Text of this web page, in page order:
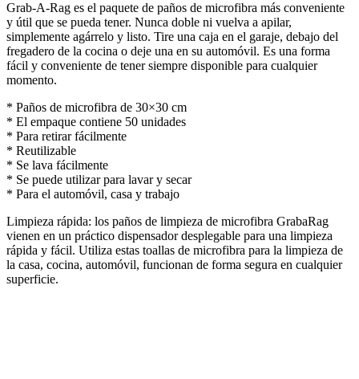
Grab-A-Rag es el paquete de paños de microfibra más conveniente
y útil que se pueda tener. Nunca doble ni vuelva a apilar,
simplemente agárrelo y listo. Tire una caja en el garaje, debajo del
fregadero de la cocina o deje una en su automóvil. Es una forma
fácil y conveniente de tener siempre disponible para cualquier
momento.
* Paños de microfibra de 30×30 cm
* El empaque contiene 50 unidades
* Para retirar fácilmente
* Reutilizable
* Se lava fácilmente
* Se puede utilizar para lavar y secar
* Para el automóvil, casa y trabajo
Limpieza rápida: los paños de limpieza de microfibra GrabaRag
vienen en un práctico dispensador desplegable para una limpieza
rápida y fácil. Utiliza estas toallas de microfibra para la limpieza de
la casa, cocina, automóvil, funcionan de forma segura en cualquier
superficie.